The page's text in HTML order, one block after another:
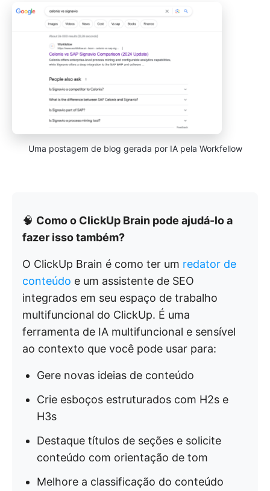
Uma postagem de blog gerada por IA pela Workfellow
🧠 Como o ClickUp Brain pode ajudá-lo a
fazer isso também?
O ClickUp Brain é como ter um redator de
conteúdo e um assistente de SEO
integrados em seu espaço de trabalho
multifuncional do ClickUp. É uma
ferramenta de IA multifuncional e sensível
ao contexto que você pode usar para:
Gere novas ideias de conteúdo
Crie esboços estruturados com H2s e
H3s
Destaque títulos de seções e solicite
conteúdo com orientação de tom
Melhore a classificação do conteúdo